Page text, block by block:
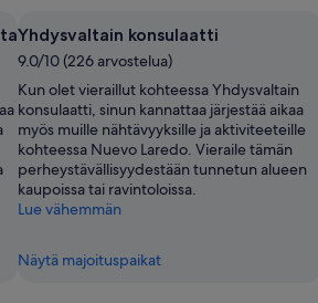
Yhdysvaltain konsulaatti
9.0/10 (226 arvostelua)
Kun olet vieraillut kohteessa Yhdysvaltain
konsulaatti, sinun kannattaa järjestää aikaa
myös muille nähtävyyksille ja aktiviteeteille
kohteessa Nuevo Laredo. Vieraile tämän
perheystävällisyydestään tunnetun alueen
kaupoissa tai ravintoloissa.
Lue vähemmän
Näytä majoituspaikat